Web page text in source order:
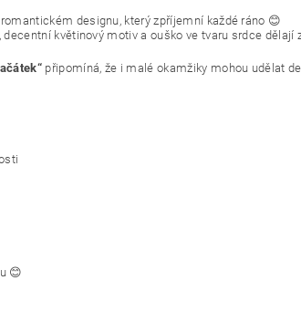
designu, který zpříjemní každé ráno 😊
květinový motiv a ouško ve tvaru srdce dělají
připomíná, že i malé okamžiky mohou udělat
😊